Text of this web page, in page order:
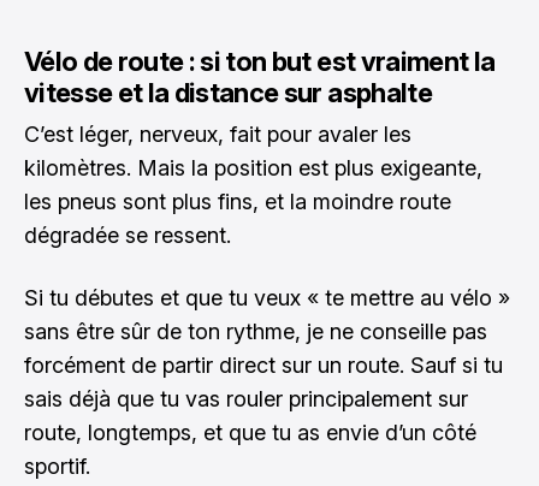
Vélo de route : si ton but est vraiment la
vitesse et la distance sur asphalte
C’est léger, nerveux, fait pour avaler les
kilomètres. Mais la position est plus exigeante,
les pneus sont plus fins, et la moindre route
dégradée se ressent.
Si tu débutes et que tu veux « te mettre au vélo »
sans être sûr de ton rythme, je ne conseille pas
forcément de partir direct sur un route. Sauf si tu
sais déjà que tu vas rouler principalement sur
route, longtemps, et que tu as envie d’un côté
sportif.